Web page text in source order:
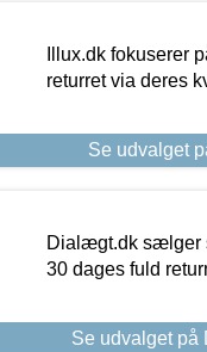
Illux.dk fokuserer
returret via deres
Se udvalget
Dialægt.dk sælger
30 dages fuld
Se udvalget